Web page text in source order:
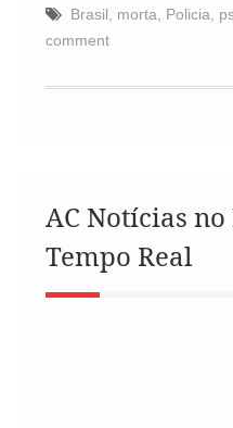
Brasil morta Policia
comment
AC Notícias
Tempo Real